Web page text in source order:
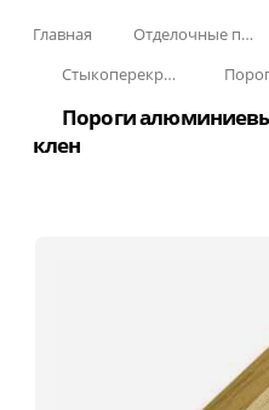
Главная Отделочные профили
Стыкоперекрывающие алюминиевые пороги
Пороги
клен